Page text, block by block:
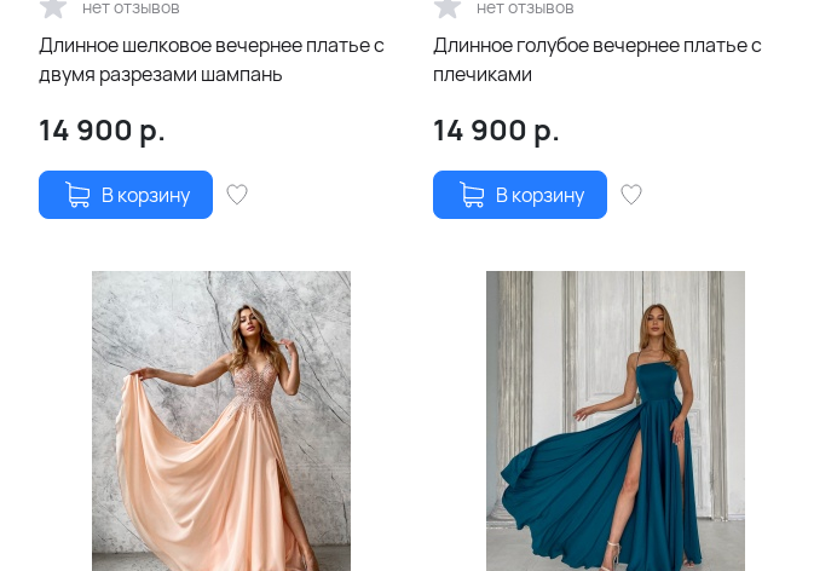
нет отзывов
Длинное шелковое вечернее платье с
двумя разрезами шампань
14 900 р.
В корзину
нет отзывов
Длинное голубое вечернее платье с
плечиками
14 900 р.
В корзину